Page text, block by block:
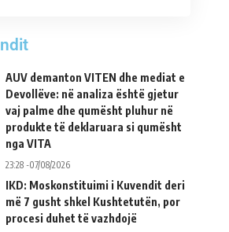
AUV demanton VITEN dhe mediat e
Devollëve: në analiza është gjetur
vaj palme dhe qumësht pluhur në
produkte të deklaruara si qumësht
nga VITA
23:28 -07/08/2026
IKD: Moskonstituimi i Kuvendit deri
më 7 gusht shkel Kushtetutën, por
procesi duhet të vazhdojë